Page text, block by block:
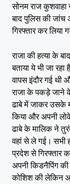
सोनम राज
बाद पुलिस की जांच
गिरफ्तार कर लिया
राजा की हत्या के
बताया ये भी जा
वापस इंदौर गई
राजा के पकड़े जाने
ढाबे में जाकर उसके
किया और अपनी
ढाबे के मालिक ने
वहां से ले गई। सभी
प्रदेश से गिरफ्तार
अपनी किडनैपिंग
कोशिश की लेकिन